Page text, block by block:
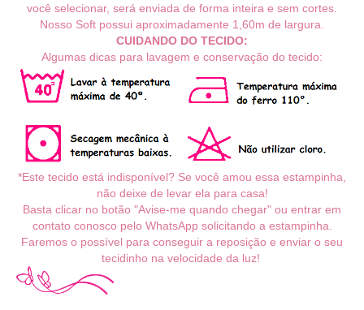
você selecionar, será enviada de forma inteira e sem cortes.
Nosso Soft possui aproximadamente 1,60m de largura.
CUIDANDO DO TECIDO:
Algumas dicas para lavagem e conservação do tecido:
*Este tecido está indisponível? Se você amou essa estampinha,
não deixe de levar ela para casa!
Basta clicar no botão "Avise-me quando chegar" ou entrar em
contato conosco pelo WhatsApp solicitando a estampinha.
Faremos o possível para conseguir a reposição e enviar o seu
tecidinho na velocidade da luz!